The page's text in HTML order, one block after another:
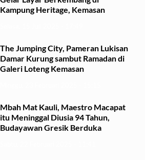
Kampung Heritage, Kemasan
The Jumping City, Pameran Lukisan
Damar Kurung sambut Ramadan di
Galeri Loteng Kemasan
Mbah Mat Kauli, Maestro Macapat
itu Meninggal Diusia 94 Tahun,
Budayawan Gresik Berduka